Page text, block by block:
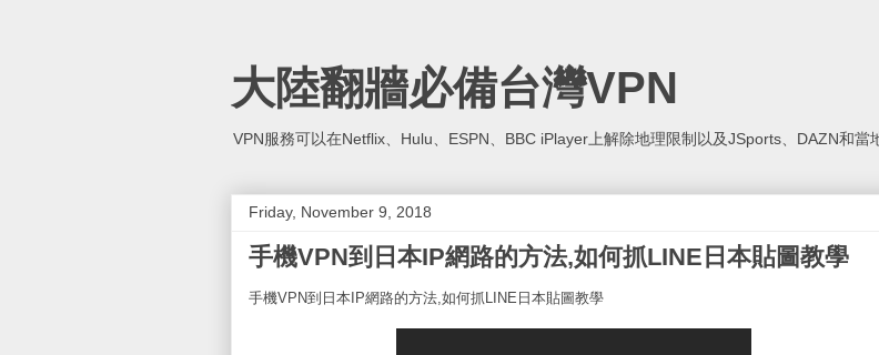
大陸翻牆必備台灣VPN
VPN服務可以在Netflix、Hulu、ESPN、BBC iPlayer上解除地理限制以及JSports、DAZN和
Friday, November 9, 2018
手機VPN到日本IP網路的方法,如何抓LINE日本貼圖教學
手機VPN到日本IP網路的方法,如何抓LINE日本貼圖教學